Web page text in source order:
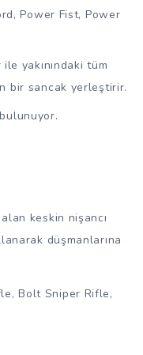
Power Fist, Power
yakınındaki tüm
bir sancak yerleştirir.
keskin nişancı
düşmanlarına
Bolt Sniper Rifle,